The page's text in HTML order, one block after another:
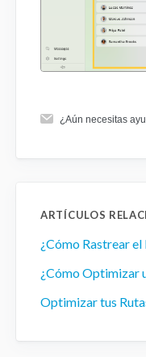
¿Aún necesitas
ARTÍCULOS
¿Cómo Rastrear el
¿Cómo Optimizar
Optimizar tus